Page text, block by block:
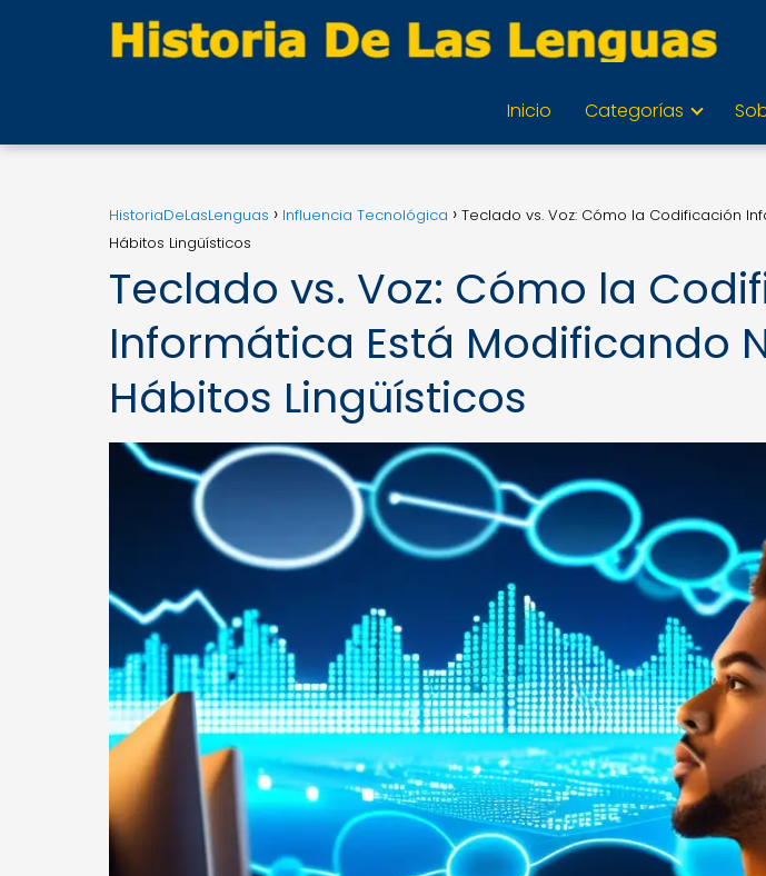
Inicio Categorías
HistoriaDeLasLenguas Influencia Tecnológica
Teclado vs. Voz: Cómo la Codificación
Hábitos Lingüísticos
Teclado vs. Voz: Cómo la
Informática Está Modificando
Hábitos Lingüísticos